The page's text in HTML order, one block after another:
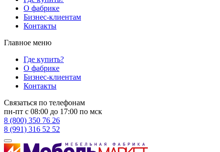
О фабрике
Бизнес-клиентам
Контакты
Главное меню
Где купить?
О фабрике
Бизнес-клиентам
Контакты
Связаться по телефонам
пн-пт с 08:00 до 17:00 по мск
8 (800) 350 76 26
8 (991) 316 52 52